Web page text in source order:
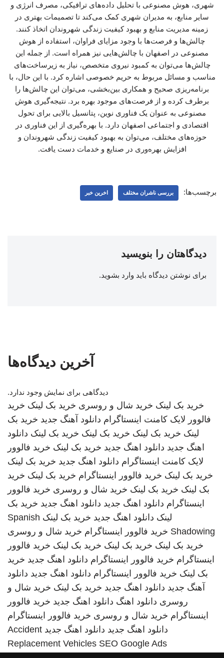
شهری، هوش مصنوعی با تحلیل داده‌های ترافیکی، مصرف انرژی و
سایر منابع، به مدیران شهری کمک می‌کند تا تصمیمات بهتری در
زمینه مدیریت منابع و بهبود کیفیت زندگی شهروندان اتخاذ کنند.
چالش‌ها و فرصت‌ها با وجود مزایای فراوان، استفاده از هوش
مصنوعی در اصفهان با چالش‌هایی نیز همراه است. از جمله این
چالش‌ها می‌توان به کمبود نیروی متخصص، نیاز به زیرساخت‌های
مناسب و مسائل مربوط به حریم خصوصی اشاره کرد. با این حال، با
برنامه‌ریزی صحیح و همکاری بین‌بخشی، می‌توان این چالش‌ها را
برطرف کرده و از فرصت‌های موجود بهره برد. نتیجه‌گیری هوش
مصنوعی به عنوان یک فناوری نوین، پتانسیل بالایی برای تحول
اقتصادی و اجتماعی اصفهان دارد. با بهره‌گیری از این فناوری در
حوزه‌های مختلف، می‌توان به بهبود کیفیت زندگی شهروندان و
افزایش بهره‌وری در صنایع و خدمات دست یافت.
برچسب‌ها: بررسی ناشران مختلف اخرین خبر
دیدگاهتان را بنویسید
برای نوشتن دیدگاه باید وارد بشوید.
آخرین دیدگاه‌ها
دیدگاهی برای نمایش وجود ندارد.
خرید بک لینک خرید شال و روسری خرید بک لینک خرید
فالوور لایک کامنت اینستاگرام دانلود آهنگ جدید خرید بک
لینک خرید بک لینک خرید بک لینک خرید بک لینک دانلود
اهنگ جدید دانلود اهنگ جدید خرید بک لینک خرید فالوور
لایک کامنت اینستاگرام دانلود اهنگ جدید خرید بک لینک
خرید بک لینک خرید فالوور اینستاگرام خرید بک لینک خرید
بک لینک خرید بک لینک خرید شال و روسری خرید فالوور
اینستاگرام دانلود اهنگ جدید دانلود اهنگ جدید خرید بک
لینک دانلود اهنگ جدید خرید بک لینک Spanish
Shadowing خرید فالوور اینستاگرام خرید شال و روسری
خرید بک لینک خرید بک لینک خرید بک لینک خرید فالوور
اینستاگرام خرید فالوور اینستاگرام دانلود اهنگ جدید خرید
بک لینک خرید فالوور اینستاگرام دانلود اهنگ جدید دانلود
آهنگ جدید دانلود اهنگ جدید خرید بک لینک خرید شال و
روسری دانلود اهنگ دانلود اهنگ جدید خرید فالوور
اینستاگرام خرید شال و روسری خرید فالوور اینستاگرام
دانلود اهنگ جدید دانلود اهنگ جدید Accident
Replacement Vehicles SEO Google Ads